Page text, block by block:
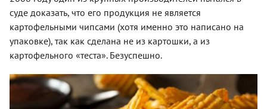
суде доказать, что его продукция не является
картофельными чипсами (хотя именно это написано на
упаковке), так как сделана не из картошки, а из
картофельного «теста». Безуспешно.